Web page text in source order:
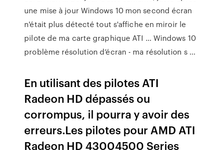
une mise à jour Windows 10 mon second écran
n'était plus détecté tout s'affiche en miroir le
pilote de ma carte graphique ATI … Windows 10
problème résolution d’écran - ma résolution s ...
En utilisant des pilotes ATI
Radeon HD dépassés ou
corrompus, il pourra y avoir des
erreurs.Les pilotes pour AMD ATI
Radeon HD 43004500 Series